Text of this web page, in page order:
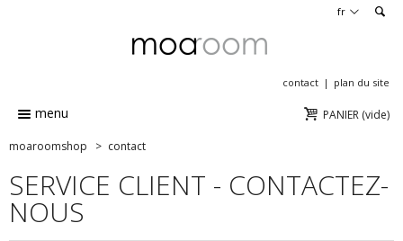
fr
contact plan du site
PANIER (vide)
menu
moaroomshop > contact
SERVICE CLIENT - CONTACTEZ-
NOUS